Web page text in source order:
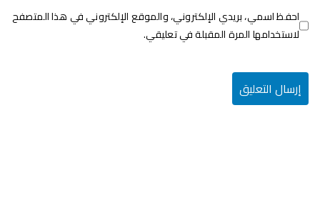
احفظ اسمي، بريدي الإلكتروني، والموقع الإلكتروني في هذا المتصفح
لاستخدامها المرة المقبلة في تعليقي.